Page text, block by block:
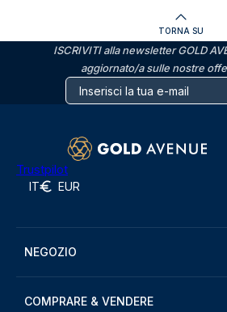
TORNA SU
ISCRIVITI alla newsletter GOLD
aggiornato/a sulle nostre
Trustpilot
IT EUR
NEGOZIO
COMPRARE & VENDERE